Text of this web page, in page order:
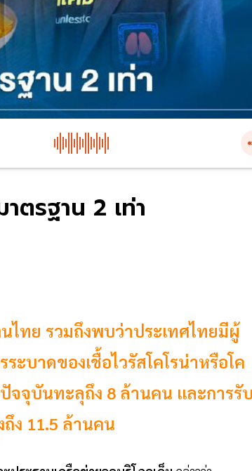
ตรฐาน 2 เท่า
ไทย รวมถึงพบว่าประเทศไทยมีผู้
ะบาดของเชื้อไวรัสโคโรน่าหรือโค
จจุบันทะลุถึง 8 ล้านคน และการรับ
ง 11.5 ล้านคน